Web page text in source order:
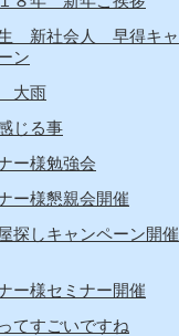
新社会人 早得キャ
ン
大雨
じる事
ー様勉強会
ー様懇親会開催
探しキャンペーン開催
ー様セミナー開催
てすごいですね